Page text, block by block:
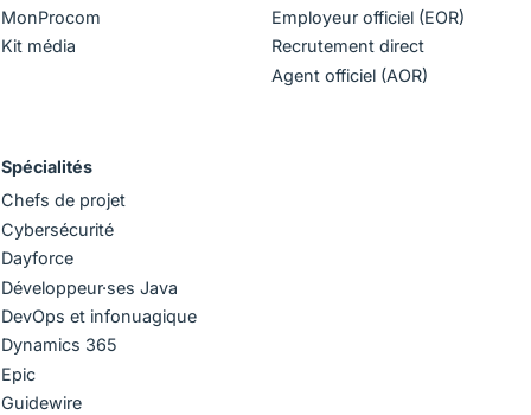
MonProcom
Kit média
Employeur officiel (EOR)
Recrutement direct
Agent officiel (AOR)
Spécialités
Chefs de projet
Cybersécurité
Dayforce
Développeur·ses Java
DevOps et infonuagique
Dynamics 365
Epic
Guidewire